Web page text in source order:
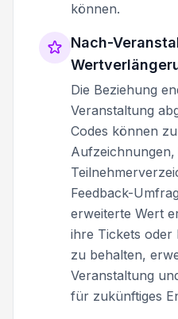
können.
Nach-
Die Beziehung
Veranstaltung
Codes können
Feedback-
erweiterte Wert
ihre Tickets oder
zu behalten,
Veranstaltung
für zukünftiges